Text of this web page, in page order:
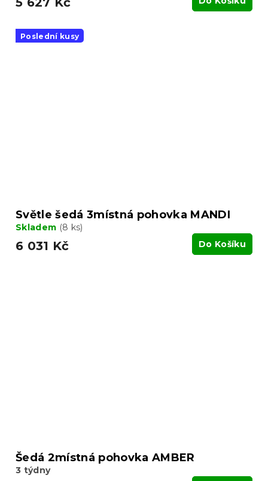
Poslední kusy
Světle šedá 3místná pohovka MANDI
Skladem (8 ks)
6 031 Kč Do Košíku
Šedá 2místná pohovka AMBER
3 týdny